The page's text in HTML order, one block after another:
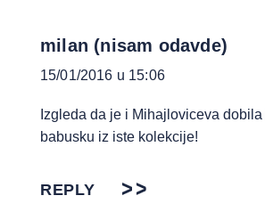
milan (nisam odavde)
15/01/2016 u 15:06
Izgleda da je i Mihajloviceva
babusku iz iste kolekcije!
REPLY